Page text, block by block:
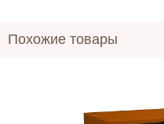
Похожие товары